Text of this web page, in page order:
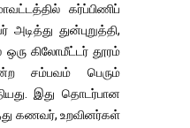
கர்ப்பிணிப்
துன்புறுத்தி,
ஒரு கிலோமீட்டர் தூரம்
சம்பவம் பெரும்
இது தொடர்பான
கணவர், உறவினர்கள்